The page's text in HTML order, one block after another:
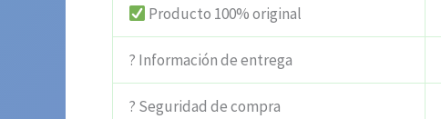
Producto 100% original
? Información de entrega
? Seguridad de compra